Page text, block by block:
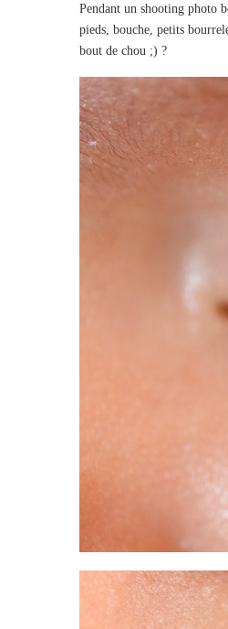
Pendant un shooting photo
pieds, bouche, petits
bout de chou ;) ?